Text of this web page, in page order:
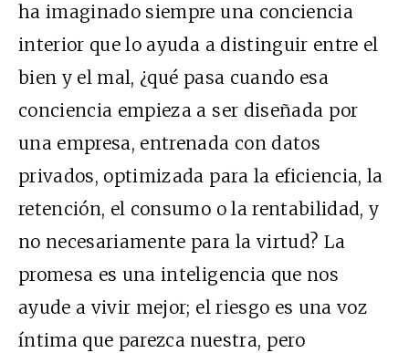
ha imaginado siempre una conciencia
interior que lo ayuda a distinguir entre el
bien y el mal, ¿qué pasa cuando esa
conciencia empieza a ser diseñada por
una empresa, entrenada con datos
privados, optimizada para la eficiencia, la
retención, el consumo o la rentabilidad, y
no necesariamente para la virtud? La
promesa es una inteligencia que nos
ayude a vivir mejor; el riesgo es una voz
íntima que parezca nuestra, pero